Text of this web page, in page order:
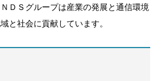
ＤＳグループは産業の発展と通信環境
と社会に貢献しています。